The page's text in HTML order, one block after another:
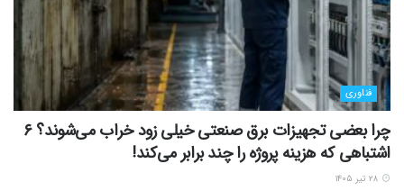
فناوری
چرا بعضی تجهیزات برق صنعتی خیلی زود خراب می‌شوند؟ ۶
اشتباهی که هزینه پروژه را چند برابر می‌کند!